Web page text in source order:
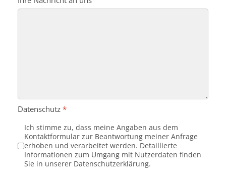
Datenschutz *
Ich stimme zu, dass meine Angaben aus dem
Kontaktformular zur Beantwortung meiner Anfrage
erhoben und verarbeitet werden. Detaillierte
Informationen zum Umgang mit Nutzerdaten finden
Sie in unserer Datenschutzerklärung.